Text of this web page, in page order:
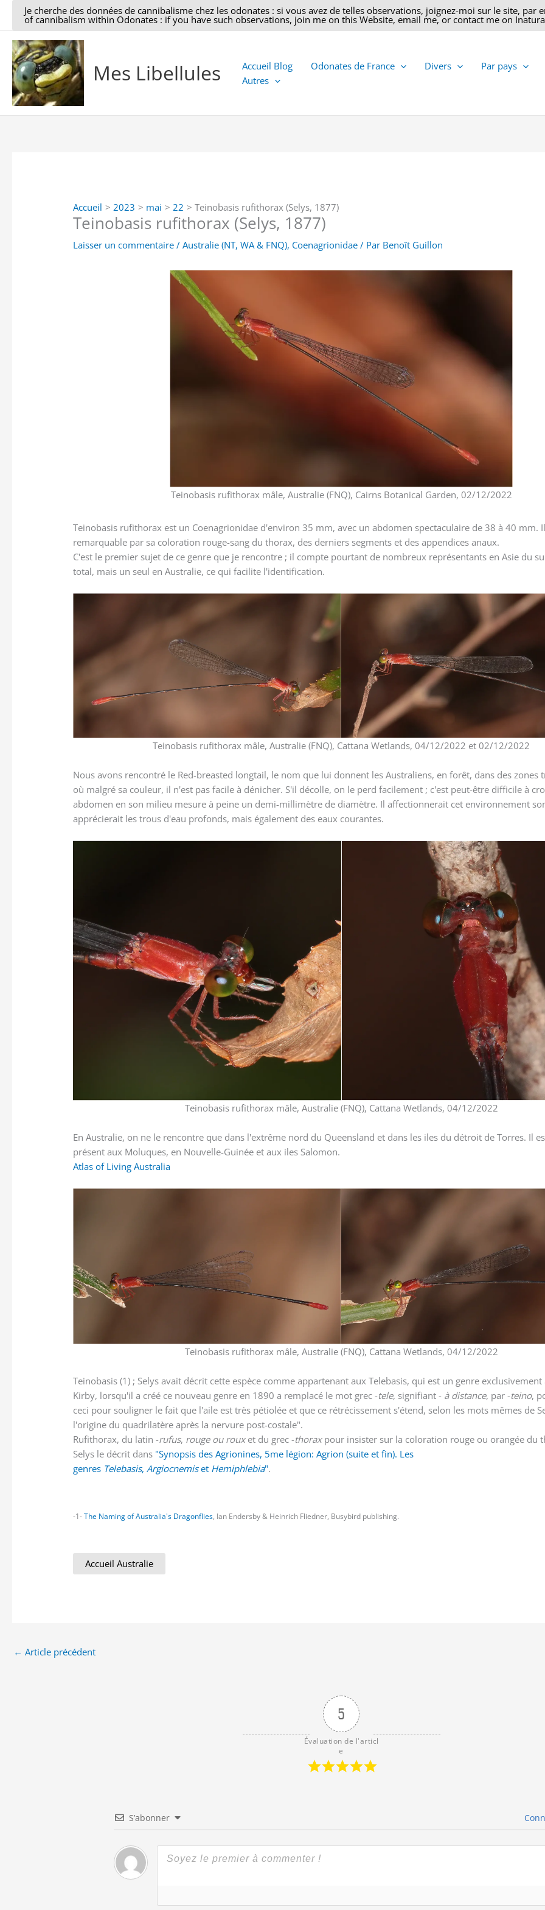
Je cherche des données de cannibalisme chez les odonates : si vous avez de telles observations, joignez-moi sur le site,
of cannibalism within Odonates : if you have such observations, join me on this Website, email me, or contact me on
Mes Libellules Accueil Blog Odonates de France Divers Par pays
Autres
Accueil 2023 mai 22 Teinobasis rufithorax (Selys, 1877)
Teinobasis rufithorax (Selys, 1877)
Laisser un commentaire /Australie (NT, WA & FNQ), Coenagrionidae / Par Benoît Guillon
Teinobasis rufithorax mâle, Australie (FNQ), Cairns Botanical Garden, 02/12/2022
Teinobasis rufithorax est un Coenagrionidae d'environ 35 mm, avec un abdomen spectaculaire de 38 à 40 mm.
remarquable par sa coloration rouge-sang du thorax, des derniers segments et des appendices anaux.
C'est le premier sujet de ce genre que je rencontre ; il compte pourtant de nombreux représentants en Asie du
total, mais un seul en Australie, ce qui facilite l'identification.
Teinobasis rufithorax mâle, Australie (FNQ), Cattana Wetlands, 04/12/2022 et 02/12/2022
Nous avons rencontré le Red-breasted longtail, le nom que lui donnent les Australiens, en forêt, dans des zones
où malgré sa couleur, il n'est pas facile à dénicher. S'il décolle, on le perd facilement ; c'est peut-être difficile à
abdomen en son milieu mesure à peine un demi-millimètre de diamètre. Il affectionnerait cet environnement
apprécierait les trous d'eau profonds, mais également des eaux courantes.
Teinobasis rufithorax mâle, Australie (FNQ), Cattana Wetlands, 04/12/2022
En Australie, on ne le rencontre que dans l'extrême nord du Queensland et dans les iles du détroit de Torres. Il
présent aux Moluques, en Nouvelle-Guinée et aux iles Salomon.
Atlas of Living Australia
Teinobasis rufithorax mâle, Australie (FNQ), Cattana Wetlands, 04/12/2022
Teinobasis (1) ; Selys avait décrit cette espèce comme appartenant aux Telebasis, qui est un genre
Kirby, lorsqu'il a créé ce nouveau genre en 1890 a remplacé le mot grec -tele, signifiant - à distance, par -teino,
ceci pour souligner le fait que l'aile est très pétiolée et que ce rétrécissement s'étend, selon les mots mêmes de
l'origine du quadrilatère après la nervure post-costale".
Rufithorax, du latin -rufus, rouge ou rouxet du grec -thoraxpour insister sur la coloration rouge ou orangée du
Selys le décrit dans "Synopsis des Agrionines, 5me légion: Agrion (suite et fin). Les
genres Telebasis,Argiocnemiset Hemiphlebia".
-1-The Naming of Australia's Dragonflies, Ian Endersby & Heinrich Fliedner, Busybird publishing.
Accueil Australie
← Article précédent
5
Évaluation de l'articl
e
S’abonner